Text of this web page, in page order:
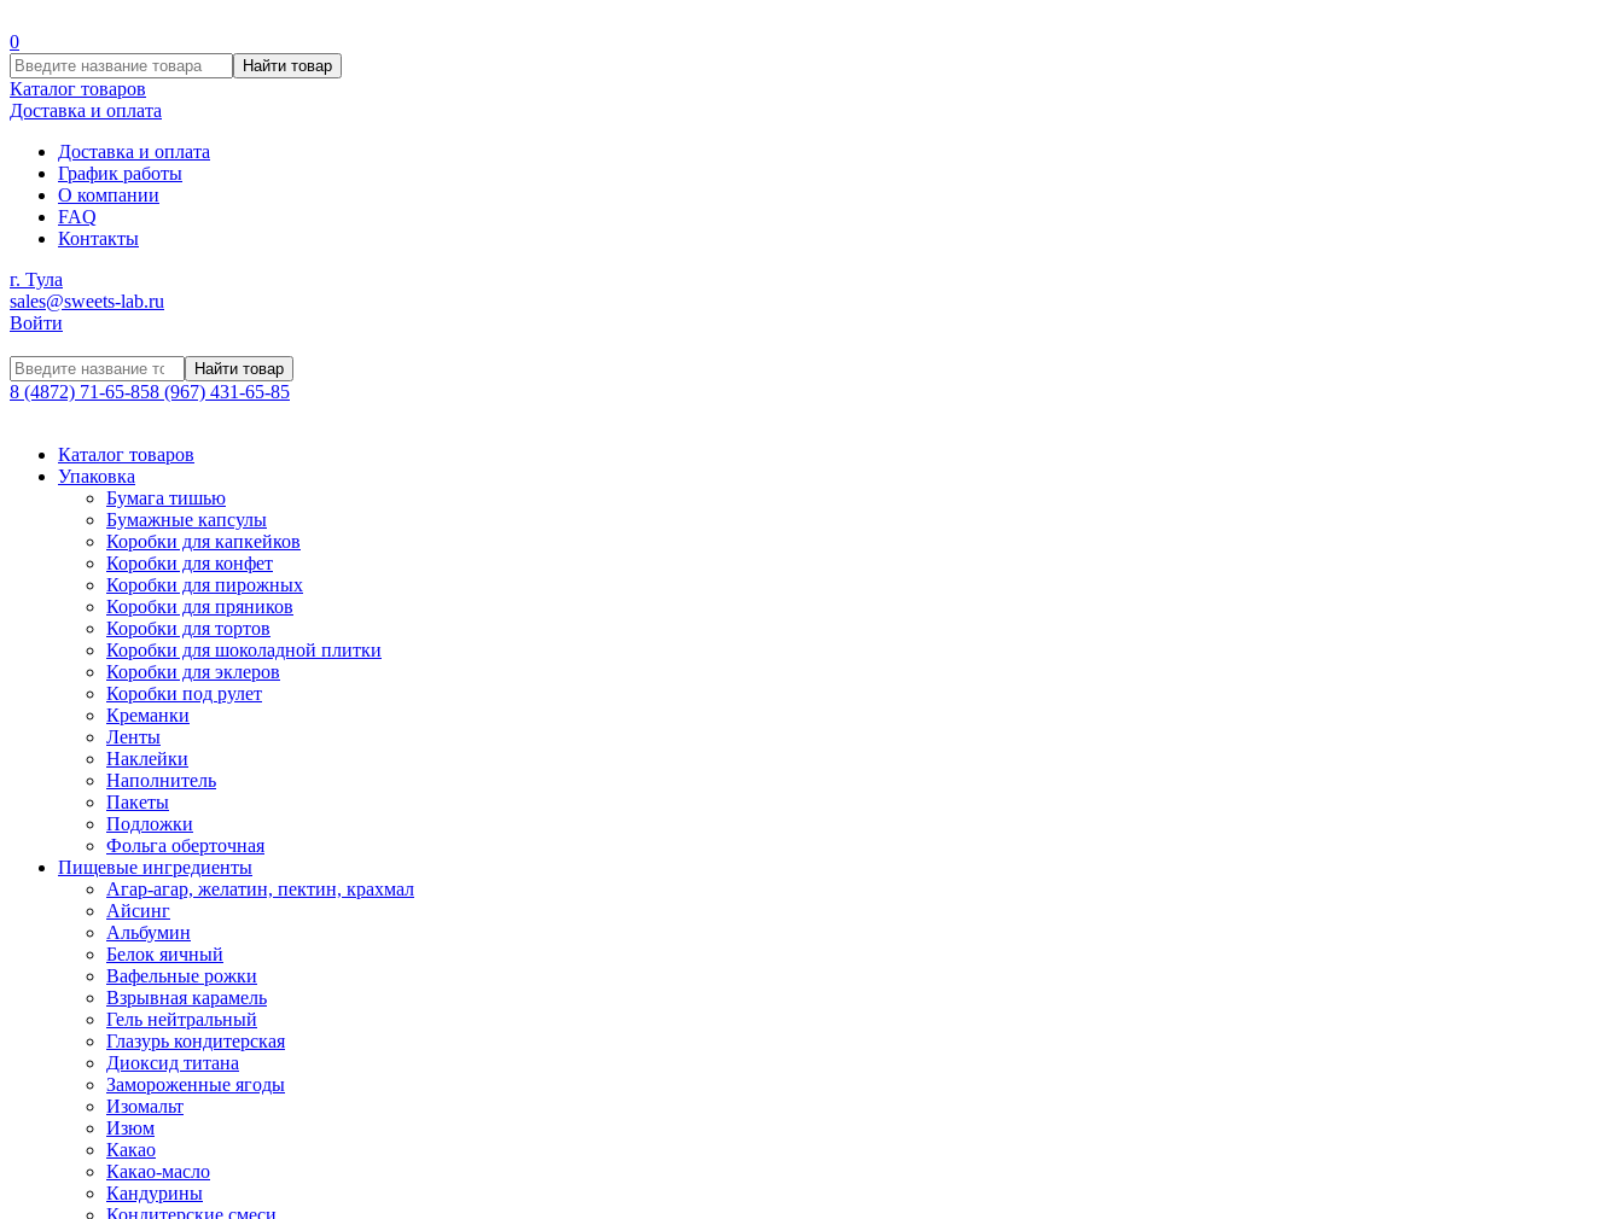
0
Найти товар
Каталог товаров
Доставка и оплата
Доставка и оплата
График работы
О компании
FAQ
Контакты
г. Тула
sales@sweets-lab.ru
Войти
Найти товар
8 (4872) 71-65-858 (967) 431-65-85
Каталог товаров
Упаковка
Бумага тишью
Бумажные капсулы
Коробки для капкейков
Коробки для конфет
Коробки для пирожных
Коробки для пряников
Коробки для тортов
Коробки для шоколадной плитки
Коробки для эклеров
Коробки под рулет
Креманки
Ленты
Наклейки
Наполнитель
Пакеты
Подложки
Фольга оберточная
Пищевые ингредиенты
Агар-агар, желатин, пектин, крахмал
Айсинг
Альбумин
Белок яичный
Вафельные рожки
Взрывная карамель
Гель нейтральный
Глазурь кондитерская
Диоксид титана
Замороженные ягоды
Изомальт
Изюм
Какао
Какао-масло
Кандурины
Кондитерские смеси